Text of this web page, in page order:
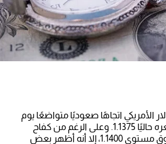
الأمريكي اتجاهًا صعوديًا متواضعًا يوم
الخميس، حيث يبلغ سعره حاليًا 1.1375. وعلى الرغم من كفاح
الزوج من أجل البقاء فوق مستوى 1.1400، إلا أنه أظهر بعض